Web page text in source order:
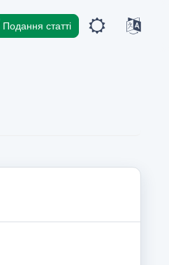
Подання статті